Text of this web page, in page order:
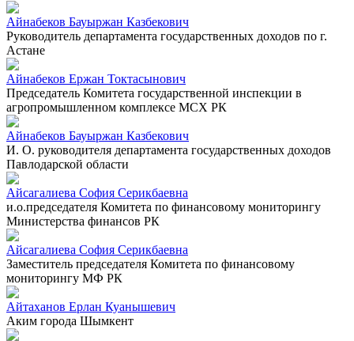
Айнабеков Бауыржан Казбекович
Руководитель департамента государственных доходов по г.
Астане
Айнабеков Ержан Токтасынович
Председатель Комитета государственной инспекции в
агропромышленном комплексе МСХ РК
Айнабеков Бауыржан Казбекович
И. О. руководителя департамента государственных доходов
Павлодарской области
Айсагалиева София Серикбаевна
и.о.председателя Комитета по финансовому мониторингу
Министерства финансов РК
Айсагалиева София Серикбаевна
Заместитель председателя Комитета по финансовому
мониторингу МФ РК
Айтаханов Ерлан Куанышевич
Аким города Шымкент